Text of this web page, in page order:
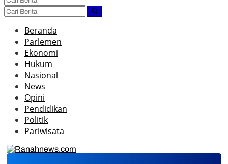
Beranda
Parlemen
Ekonomi
Hukum
Nasional
News
Opini
Pendidikan
Politik
Pariwisata